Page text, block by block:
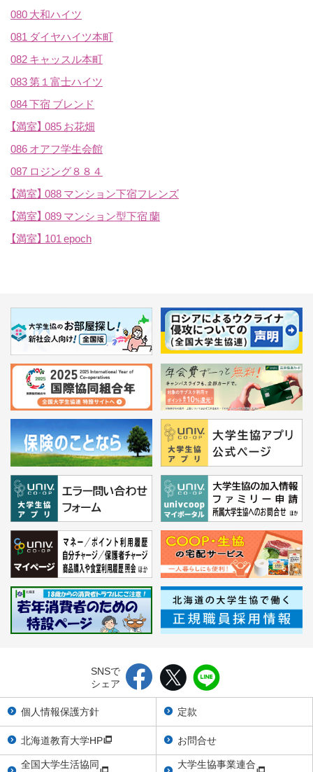
080 大和ハイツ
081 ダイヤハイツ本町
082 キャッスル本町
083 第１富士ハイツ
084 下宿 ブレンド
【満室】 085 お花畑
086 オアフ学生会館
087 ロジング８８４
【満室】 088 マンション下宿フレンズ
【満室】 089 マンション型下宿 蘭
【満室】 101 epoch
SNSで
シェア
個人情報保護方針
定款
北海道教育大学HP
お問合せ
全国大学生活協同
大学生協事業連合